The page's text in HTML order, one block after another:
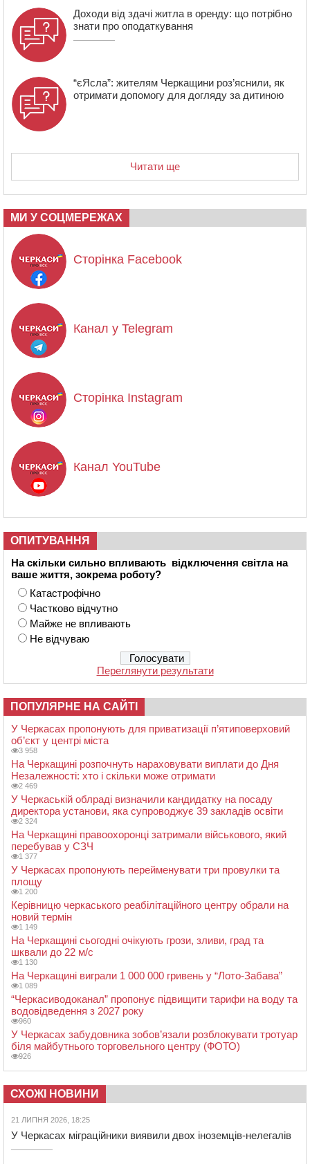
Доходи від здачі житла в оренду: що потрібно
знати про оподаткування
“єЯсла”: жителям Черкащини роз’яснили, як
отримати допомогу для догляду за дитиною
Читати ще
МИ У СОЦМЕРЕЖАХ
Сторінка Facebook
Канал у Telegram
Сторінка Instagram
Канал YouTube
ОПИТУВАННЯ
На скільки сильно впливають відключення світла на
ваше життя, зокрема роботу?
Катастрофічно
Частково відчутно
Майже не впливають
Не відчуваю
Переглянути результати
ПОПУЛЯРНЕ НА САЙТІ
У Черкасах пропонують для приватизації п’ятиповерховий
об’єкт у центрі міста
3 958
На Черкащині розпочнуть нараховувати виплати до Дня
Незалежності: хто і скільки може отримати
2 469
У Черкаській облраді визначили кандидатку на посаду
директора установи, яка супроводжує 39 закладів освіти
2 324
На Черкащині правоохоронці затримали військового, який
перебував у СЗЧ
1 377
У Черкасах пропонують перейменувати три провулки та
площу
1 200
Керівницю черкаського реабілітаційного центру обрали на
новий термін
1 149
На Черкащині сьогодні очікують грози, зливи, град та
шквали до 22 м/с
1 130
На Черкащині виграли 1 000 000 гривень у “Лото-Забава”
1 089
“Черкасиводоканал” пропонує підвищити тарифи на воду та
водовідведення з 2027 року
960
У Черкасах забудовника зобов’язали розблокувати тротуар
біля майбутнього торговельного центру (ФОТО)
926
СХОЖІ НОВИНИ
21 ЛИПНЯ 2026, 18:25
У Черкасах міграційники виявили двох іноземців-нелегалів